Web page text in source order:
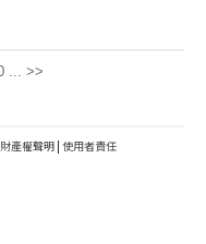
... >>
產權聲明 | 使用者責任